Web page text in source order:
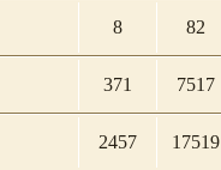
8 82
371 7517
2457 17519